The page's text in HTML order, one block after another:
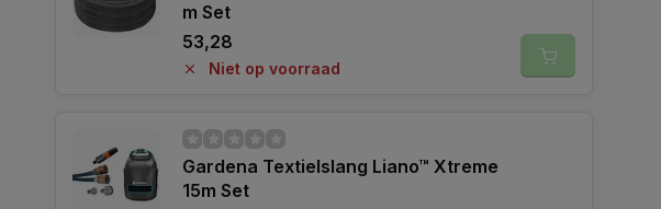
m Set
53,28
Niet op voorraad
Gardena Textielslang Liano™ Xtreme
15m Set